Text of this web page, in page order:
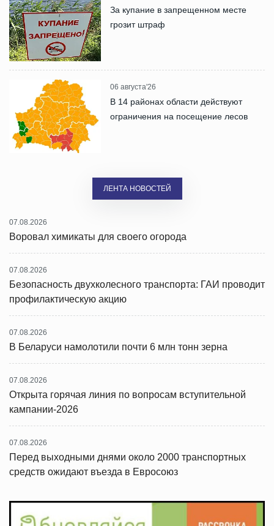
За купание в запрещенном месте
грозит штраф
06 августа'26
В 14 районах области действуют
ограничения на посещение лесов
ЛЕНТА НОВОСТЕЙ
07.08.2026
Воровал химикаты для своего огорода
07.08.2026
Безопасность двухколесного транспорта: ГАИ проводит
профилактическую акцию
07.08.2026
В Беларуси намолотили почти 6 млн тонн зерна
07.08.2026
Открыта горячая линия по вопросам вступительной
кампании-2026
07.08.2026
Перед выходными днями около 2000 транспортных
средств ожидают въезда в Евросоюз